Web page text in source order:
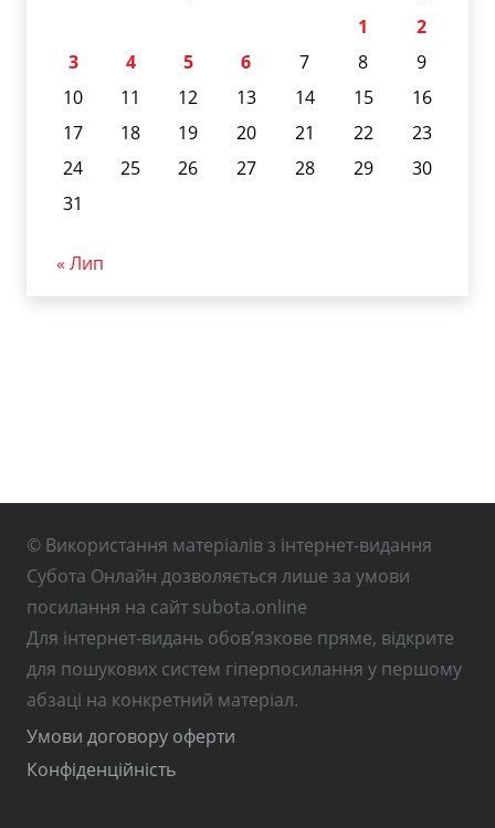
1
2
3
4 5 6 7 8
9
10
11 12 13 14 15
16
17
18 19 20 21 22
23
24
25 26 27 28 29
30
31
« Лип
© Використання матеріалів з інтернет-видання
Субота Онлайн дозволяється лише за умови
посилання на сайт subota.online
Для інтернет-видань обов’язкове пряме, відкрите
для пошукових систем гіперпосилання у першому
абзаці на конкретний матеріал.
Умови договору оферти
Конфіденційність